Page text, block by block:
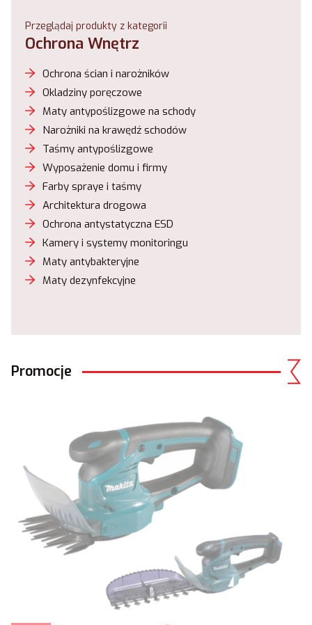
Przeglądaj produkty z kategorii
Ochrona Wnętrz
Ochrona ścian i narożników
Okladziny poręczowe
Maty antypoślizgowe na schody
Narożniki na krawędź schodów
Taśmy antypoślizgowe
Wyposażenie domu i firmy
Farby spraye i taśmy
Architektura drogowa
Ochrona antystatyczna ESD
Kamery i systemy monitoringu
Maty antybakteryjne
Maty dezynfekcyjne
Promocje